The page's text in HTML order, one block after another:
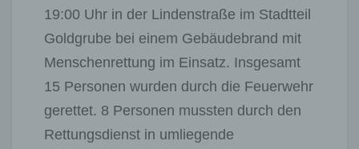
19:00 Uhr in der Lindenstraße im Stadtteil
Goldgrube bei einem Gebäudebrand mit
Menschenrettung im Einsatz. Insgesamt
15 Personen wurden durch die Feuerwehr
gerettet. 8 Personen mussten durch den
Rettungsdienst in umliegende